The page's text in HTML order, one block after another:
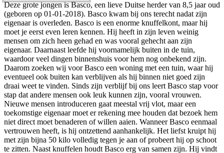
Deze grote jongen is Basco, een lieve Duitse herder van 8,5 jaar oud
(geboren op 01-01-2018). Basco kwam bij ons terecht nadat zijn
eigenaar is overleden. Basco is een enorme knuffelkont, maar hij
moet je eerst even leren kennen. Hij heeft in zijn leven weinig
mensen om zich heen gehad en was vooral gehecht aan zijn
eigenaar. Daarnaast leefde hij voornamelijk buiten in de tuin,
waardoor veel dingen binnenshuis voor hem nog onbekend zijn.
Daarom zoeken wij voor Basco een woning met een tuin, waar hij
eventueel ook buiten kan verblijven als hij binnen niet goed zijn
draai weet te vinden. Sinds zijn verblijf bij ons leert Basco stap voor
stap dat andere mensen ook leuk kunnen zijn, vooral vrouwen.
Nieuwe mensen introduceren gaat meestal vrij vlot, maar een
toekomstige eigenaar moet er rekening mee houden dat bezoek hem
niet direct moet benaderen of willen aaien. Wanneer Basco eenmaal
vertrouwen heeft, is hij ontzettend aanhankelijk. Het liefst kruipt hij
met zijn bijna 50 kilo volledig tegen je aan of probeert hij op schoot
te zitten. Naast knuffelen houdt Basco erg van samen zijn. Hij vindt